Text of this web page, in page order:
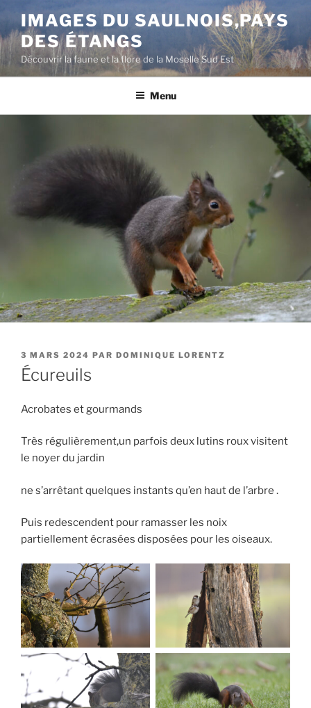
contenu
principal
IMAGES DU SAULNOIS,PAYS
DES ÉTANGS
Découvrir la faune et la flore de la Moselle Sud Est
Menu
PUBLIÉ
LE
3 MARS 2024 PAR DOMINIQUE LORENTZ
Écureuils
Acrobates et gourmands
Très régulièrement,un parfois deux lutins roux visitent
le noyer du jardin
ne s’arrêtant quelques instants qu’en haut de l’arbre .
Puis redescendent pour ramasser les noix
partiellement écrasées disposées pour les oiseaux.